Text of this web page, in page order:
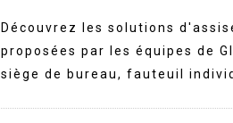
Découvrez les solutions
proposées par les équipes de
siège de bureau, fauteuil